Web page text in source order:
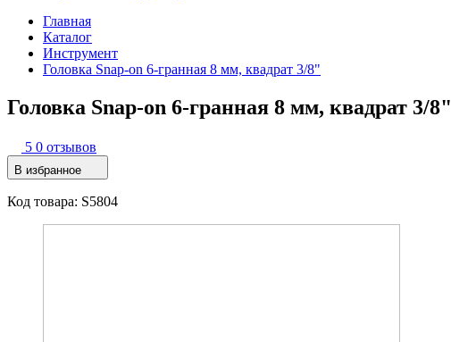
Главная
Каталог
Инструмент
Головка Snap-on 6-гранная 8 мм, квадрат 3/8"
Головка Snap-on 6-гранная 8 мм, квадрат 3/8"
5 0 отзывов
В избранное
Код товара: S5804